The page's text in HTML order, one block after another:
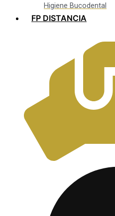
Higiene Bucodental
FP DISTANCIA